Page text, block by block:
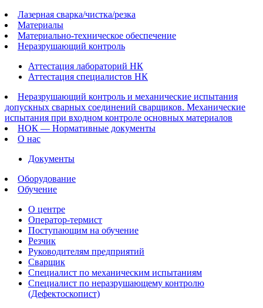
Лазерная сварка/чистка/резка
Материалы
Материально-техническое обеспечение
Неразрушающий контроль
Аттестация лабораторий НК
Аттестация специалистов НК
Неразрушающий контроль и механические испытания
допускных сварных соединений сварщиков. Механические
испытания при входном контроле основных материалов
НОК — Нормативные документы
О нас
Документы
Оборудование
Обучение
О центре
Оператор-термист
Поступающим на обучение
Резчик
Руководителям предприятий
Сварщик
Специалист по механическим испытаниям
Специалист по неразрушающему контролю
(Дефектоскопист)